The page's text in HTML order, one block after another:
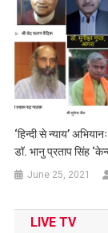
‘हिन्दी से न्याय’
डॉ. भानु प्रताप सिंह
June 25, 2021
LIVE TV